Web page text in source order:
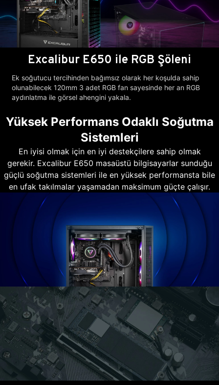
Excalibur E650 ile RGB Şöleni
Ek soğutucu tercihinden bağımsız olarak her koşulda sahip
olunabilecek 120mm 3 adet RGB fan sayesinde her an RGB
aydınlatma ile görsel ahengini yakala.
Yüksek Performans Odaklı Soğutma
Sistemleri
En iyisi olmak için en iyi destekçilere sahip olmak
gerekir. Excalibur E650 masaüstü bilgisayarlar sunduğu
güçlü soğutma sistemleri ile en yüksek performansta bile
en ufak takılmalar yaşamadan maksimum güçte çalışır.